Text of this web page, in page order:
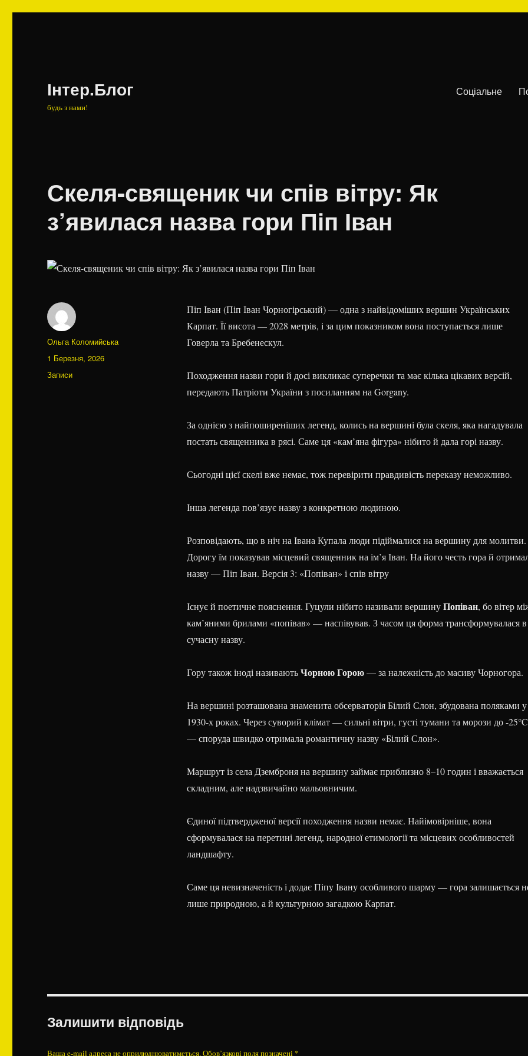
Інтер.Блог
будь з нами!
Соціальне
Скеля-священик чи спів вітру: Як
з’явилася назва гори Піп Іван
Піп Іван (Піп Іван Чорногірський) — одна з найвідоміших вершин Українських
Карпат. Її висота — 2028 метрів, і за цим показником вона поступається лише
Говерла та Бребенескул.
Походження назви гори й досі викликає суперечки та має кілька цікавих версій,
передають Патріоти України з посиланням на Gorgany.
За однією з найпоширеніших легенд, колись на вершині була скеля, яка нагадувала
постать священника в рясі. Саме ця «кам’яна фігура» нібито й дала горі назву.
Сьогодні цієї скелі вже немає, тож перевірити правдивість переказу неможливо.
Інша легенда пов’язує назву з конкретною людиною.
Розповідають, що в ніч на Івана Купала люди підіймалися на вершину для молитви.
Дорогу їм показував місцевий священник на ім’я Іван. На його честь гора й
назву — Піп Іван. Версія 3: «Попіван» і спів вітру
Існує й поетичне пояснення. Гуцули нібито називали вершинуПопіван, бо вітер
кам’яними брилами «попівав» — наспівував. З часом ця форма трансформувалася в
сучасну назву.
Гору також іноді називаютьЧорною Горою— за належність до масиву Чорногора.
На вершині розташована знаменита обсерваторіяБілий Слон, збудована поляками у
1930-х роках. Через суворий клімат — сильні вітри, густі тумани та морози до -25°C
— споруда швидко отримала романтичну назву «Білий Слон».
Маршрут із села Дземброняна вершину займає приблизно 8–10 годин і вважається
складним, але надзвичайно мальовничим.
Єдиної підтвердженої версії походження назви немає. Найімовірніше, вона
сформувалася на перетині легенд, народної етимології та місцевих особливостей
ландшафту.
Саме ця невизначеність і додає Піпу Івану особливого шарму — гора залишається
лише природною, а й культурною загадкою Карпат.
Автор
Ольга Коломийська
Оприлюднено
1 Березня, 2026
Категорії
Записи
Залишити відповідь
Ваша e-mail адреса не оприлюднюватиметься.Обов’язкові поля позначені *